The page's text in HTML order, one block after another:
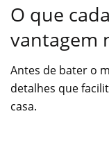
O que
vantagem
Antes de bater o
detalhes que
casa.